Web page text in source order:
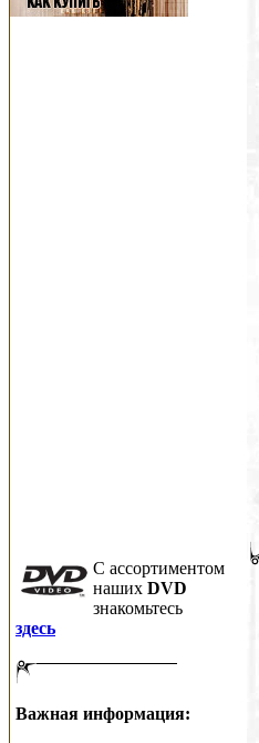
C ассортиментом
наших DVD
знакомьтесь
здесь
Важная информация: